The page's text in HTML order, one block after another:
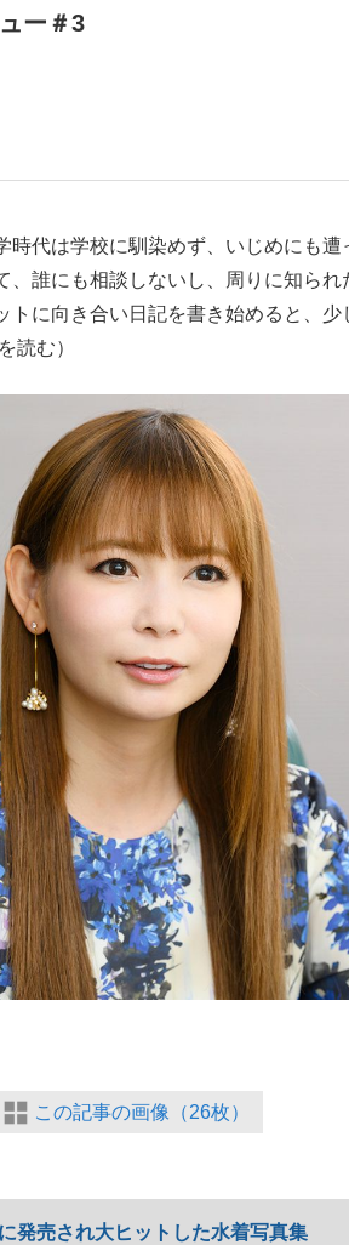
ー＃3
代は学校に馴染めず、いじめにも遭
誰にも相談しないし、周りに知られ
に向き合い日記を書き始めると、少
読む）
この記事の画像（26枚）
発売され大ヒットした水着写真集